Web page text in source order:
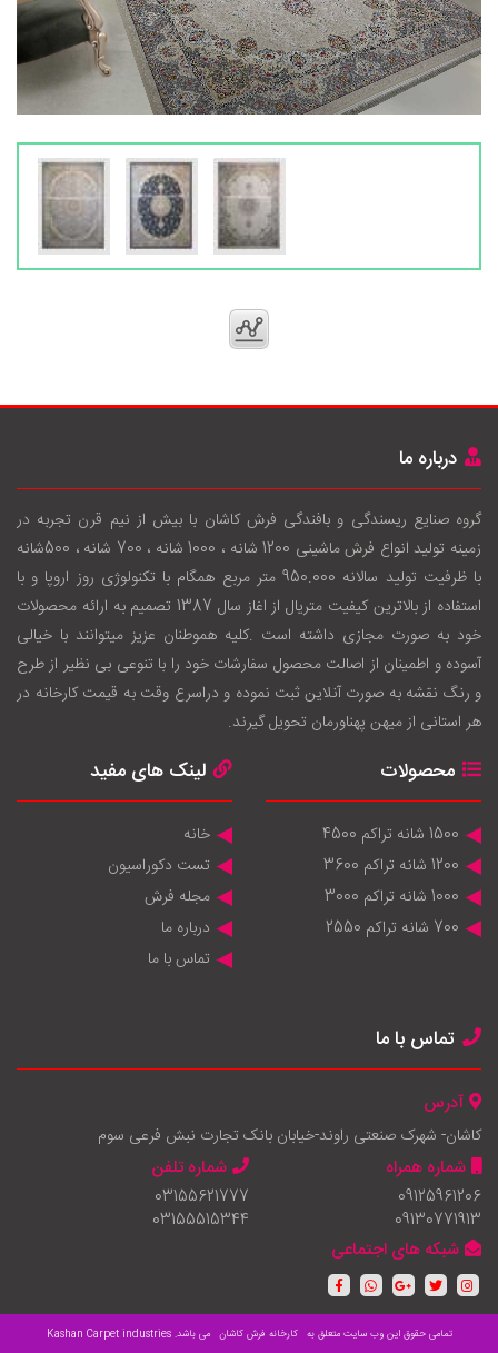
درباره ما
گروه صنایع ریسندگی و بافندگی فرش کاشان با بيش از نيم قرن تجربه در
زمينه توليد انواع فرش ماشینی 1200 شانه ، 1000 شانه ، 700 شانه ، 500شانه
با ظرفيت توليد سالانه 950.000 متر مربع همگام با تکنولوژی روز اروپا و با
استفاده از بالاترين کيفيت متريال از اغاز سال 1387 تصميم به ارائه محصولات
خود به صورت مجازی داشته است .کليه هموطنان عزيز ميتوانند با خيالی
آسوده و اطمينان از اصالت محصول سفارشات خود را با تنوعی بی نظير از طرح
و رنگ نقشه به صورت آنلاين ثبت نموده و دراسرع وقت به قيمت کارخانه در
هر استانی از ميهن پهناورمان تحويل گيرند.
محصولات
1500 شانه تراکم 4500
1200 شانه تراکم 3600
1000 شانه تراکم 3000
700 شانه تراکم 2550
لینک های مفید
خانه
تست دکوراسیون
مجله فرش
درباره ما
تماس با ما
تماس با ما
آدرس
کاشان- شهرک صنعتی راوند-خیابان بانک تجارت نبش فرعی سوم
شماره همراه
09125961206
09130771913
شماره تلفن
03155621777
03155515344
شبکه های اجتماعی
تمامی حقوق این وب سایت متعلق به کارخانه فرش کاشان می باشد. Kashan Carpet industries